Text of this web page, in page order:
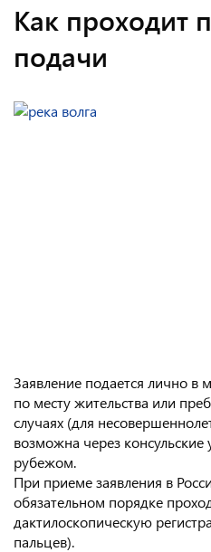
Как проходит
подачи
Заявление подается лично
по месту жительства или
случаях (для
возможна через
рубежом.
При приеме заявления в
обязательном порядке
дактилоскопическую
пальцев).